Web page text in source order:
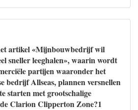
artikel «Mijnbouwbedrijf wil
sneller leeghalen», waarin wordt
partijen waaronder het
bedrijf Allseas, plannen versnellen
starten met grootschalige
Clarion Clipperton Zone?1